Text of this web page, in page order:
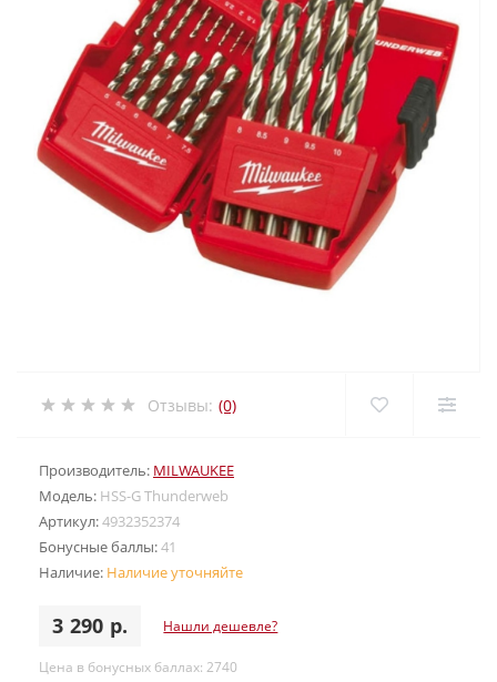
Отзывы: (0)
Производитель: MILWAUKEE
Модель: HSS-G Thunderweb
Артикул:4932352374
Бонусные баллы:41
Наличие: Наличие уточняйте
3 290 р. Нашли дешевле?
Цена в бонусных баллах: 2740